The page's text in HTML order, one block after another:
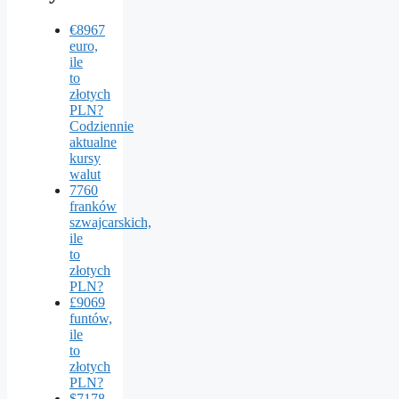
€8967
euro,
ile
to
złotych
PLN?
Codziennie
aktualne
kursy
walut
7760
franków
szwajcarskich,
ile
to
złotych
PLN?
£9069
funtów,
ile
to
złotych
PLN?